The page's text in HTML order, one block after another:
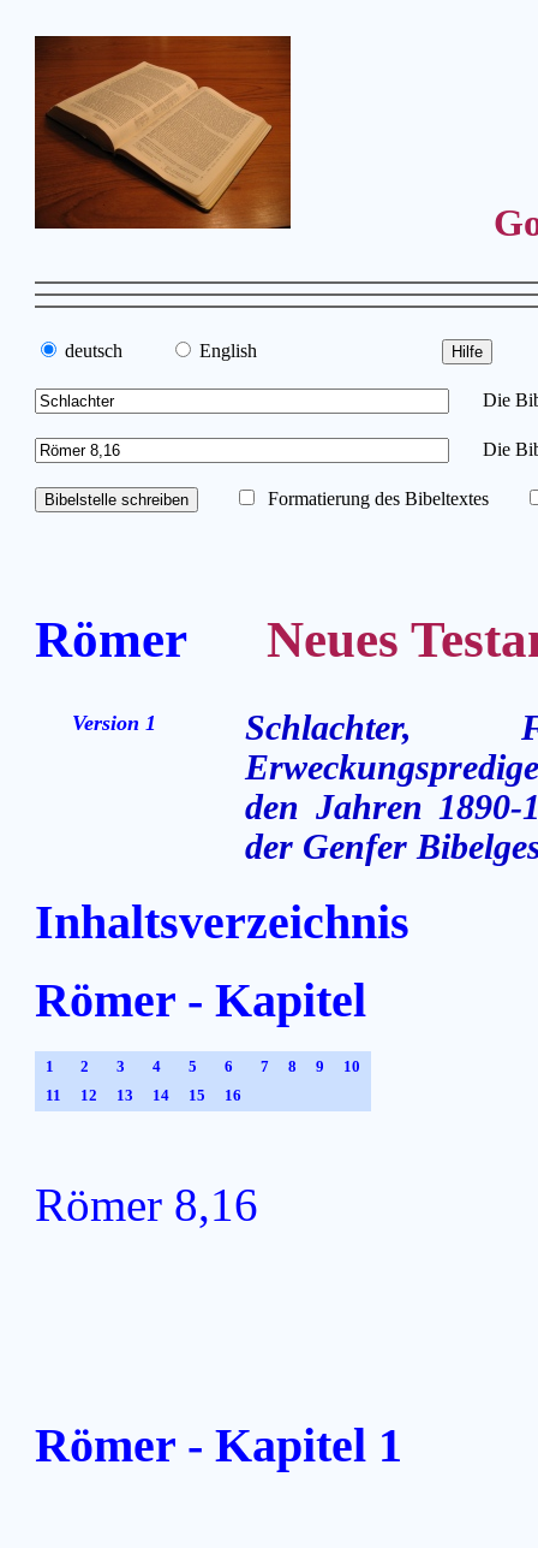
deutsch English
Die
Die
Formatierung des Bibeltextes
Römer Neues
Version 1
Schlachter,
den Jahren 1890-
der Genfer
Inhaltsverzeichnis
Römer - Kapitel
1 2 3 4 5 6 7 8 9
10
11
12 13 14 15 16
Römer 8,16
Römer - Kapitel 1